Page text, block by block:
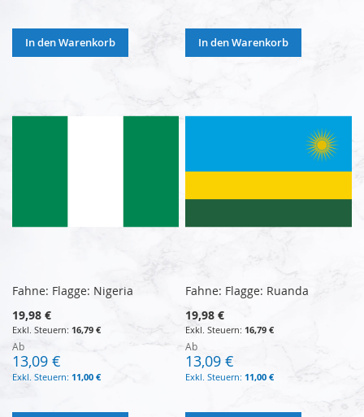
In den Warenkorb In den Warenkorb
Fahne: Flagge: Nigeria
19,98 €
16,79 €
Ab
13,09 €
11,00 €
Fahne: Flagge: Ruanda
19,98 €
16,79 €
Ab
13,09 €
11,00 €